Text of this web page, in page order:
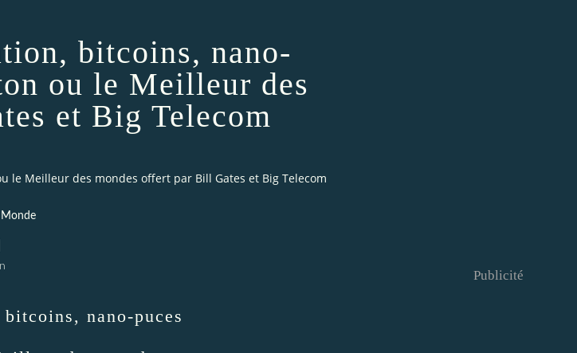
bitcoins, nano-
ou le Meilleur des
et Big Telecom
le Meilleur des mondes offert par Bill Gates et Big Telecom
Monde
nano-puces
Publicité